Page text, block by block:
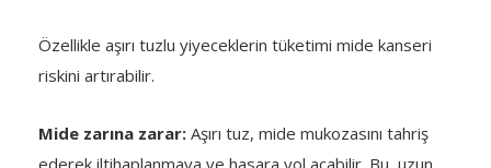
Özellikle aşırı tuzlu yiyeceklerin tüketimi mide kanseri
riskini artırabilir.
Mide zarına zarar: Aşırı tuz, mide mukozasını tahriş